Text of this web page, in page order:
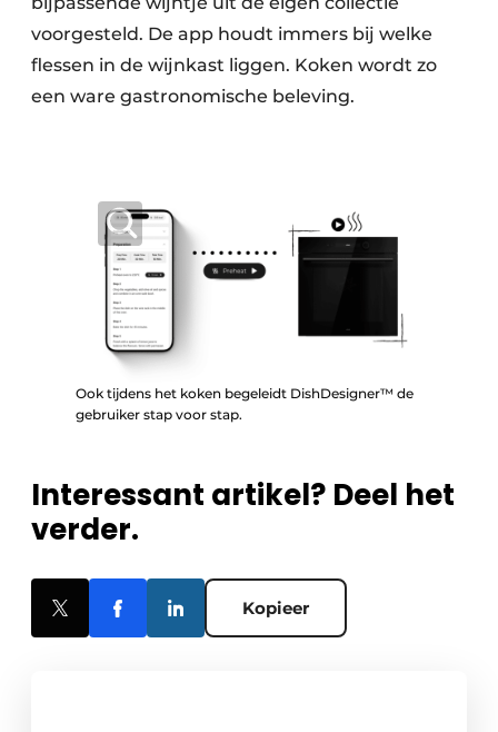
voorgesteld. De app houdt immers bij welke
flessen in de wijnkast liggen. Koken wordt zo
een ware gastronomische beleving.
Ook tijdens het koken begeleidt DishDesigner™ de
gebruiker stap voor stap.
Interessant artikel? Deel het
verder.
Kopieer